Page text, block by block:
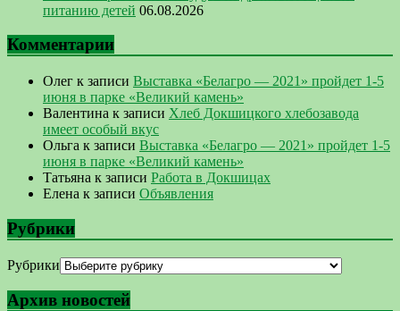
питанию детей 06.08.2026
Комментарии
Олег к записи Выставка «Белагро — 2021» пройдет 1-5
июня в парке «Великий камень»
Валентина к записи Хлеб Докшицкого хлебозавода
имеет особый вкус
Ольга к записи Выставка «Белагро — 2021» пройдет 1-5
июня в парке «Великий камень»
Татьяна к записи Работа в Докшицах
Елена к записи Объявления
Рубрики
Рубрики
Архив новостей